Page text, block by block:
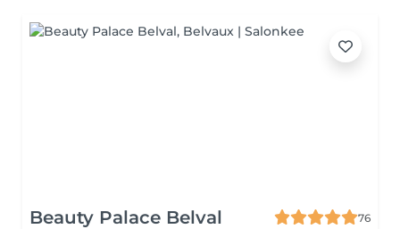
Beauty Palace Belval
76